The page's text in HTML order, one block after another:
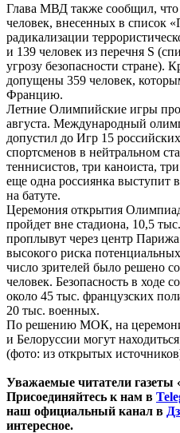
Глава МВД также сообщил,
человек, внесенных в список
радикализации
и 139 человек из перечня S
угрозу безопасности стране).
допущены 359 человек,
Францию.
Летние Олимпийские игры
августа. Международный
допустил до Игр 15
спортсменов в нейтральном
теннисистов, три каноиста,
еще одна россиянка выступит
на батуте.
Церемония открытия
пройдет вне стадиона, 10,5
проплывут через центр
высокого риска
число зрителей было решено
человек. Безопасность в ходе
около 45 тыс. французских
20 тыс. военных.
По решению МОК, на
и Белоруссии могут
(фото: из открытых
Уважаемые читатели газеты
Присоединяйтесь к нам в
наш официальный канал в
интересное.